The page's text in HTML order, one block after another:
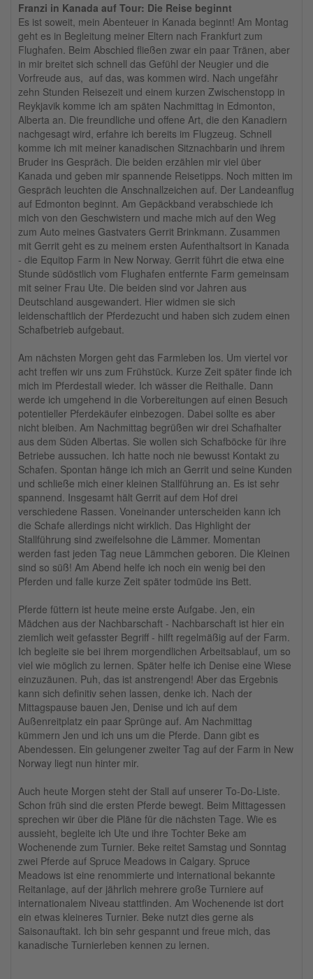
Franzi in Kanada auf Tour: Die Reise beginnt
Es ist soweit, mein Abenteuer in Kanada beginnt! Am Montag
geht es in Begleitung meiner Eltern nach Frankfurt zum
Flughafen. Beim Abschied fließen zwar ein paar Tränen, aber
in mir breitet sich schnell das Gefühl der Neugier und die
Vorfreude aus, auf das, was kommen wird. Nach ungefähr
zehn Stunden Reisezeit und einem kurzen Zwischenstopp in
Reykjavik komme ich am späten Nachmittag in Edmonton,
Alberta an. Die freundliche und offene Art, die den Kanadiern
nachgesagt wird, erfahre ich bereits im Flugzeug. Schnell
komme ich mit meiner kanadischen Sitznachbarin und ihrem
Bruder ins Gespräch. Die beiden erzählen mir viel über
Kanada und geben mir spannende Reisetipps. Noch mitten im
Gespräch leuchten die Anschnallzeichen auf. Der Landeanflug
auf Edmonton beginnt. Am Gepäckband verabschiede ich
mich von den Geschwistern und mache mich auf den Weg
zum Auto meines Gastvaters Gerrit Brinkmann. Zusammen
mit Gerrit geht es zu meinem ersten Aufenthaltsort in Kanada
- die Equitop Farm in New Norway. Gerrit führt die etwa eine
Stunde südöstlich vom Flughafen entfernte Farm gemeinsam
mit seiner Frau Ute. Die beiden sind vor Jahren aus
Deutschland ausgewandert. Hier widmen sie sich
leidenschaftlich der Pferdezucht und haben sich zudem einen
Schafbetrieb aufgebaut.
Am nächsten Morgen geht das Farmleben los. Um viertel vor
acht treffen wir uns zum Frühstück. Kurze Zeit später finde ich
mich im Pferdestall wieder. Ich wässer die Reithalle. Dann
werde ich umgehend in die Vorbereitungen auf einen Besuch
potentieller Pferdekäufer einbezogen. Dabei sollte es aber
nicht bleiben. Am Nachmittag begrüßen wir drei Schafhalter
aus dem Süden Albertas. Sie wollen sich Schafböcke für ihre
Betriebe aussuchen. Ich hatte noch nie bewusst Kontakt zu
Schafen. Spontan hänge ich mich an Gerrit und seine Kunden
und schließe mich einer kleinen Stallführung an. Es ist sehr
spannend. Insgesamt hält Gerrit auf dem Hof drei
verschiedene Rassen. Voneinander unterscheiden kann ich
die Schafe allerdings nicht wirklich. Das Highlight der
Stallführung sind zweifelsohne die Lämmer. Momentan
werden fast jeden Tag neue Lämmchen geboren. Die Kleinen
sind so süß! Am Abend helfe ich noch ein wenig bei den
Pferden und falle kurze Zeit später todmüde ins Bett.
Pferde füttern ist heute meine erste Aufgabe. Jen, ein
Mädchen aus der Nachbarschaft - Nachbarschaft ist hier ein
ziemlich weit gefasster Begriff - hilft regelmäßig auf der Farm.
Ich begleite sie bei ihrem morgendlichen Arbeitsablauf, um so
viel wie möglich zu lernen. Später helfe ich Denise eine Wiese
einzuzäunen. Puh, das ist anstrengend! Aber das Ergebnis
kann sich definitiv sehen lassen, denke ich. Nach der
Mittagspause bauen Jen, Denise und ich auf dem
Außenreitplatz ein paar Sprünge auf. Am Nachmittag
kümmern Jen und ich uns um die Pferde. Dann gibt es
Abendessen. Ein gelungener zweiter Tag auf der Farm in New
Norway liegt nun hinter mir.
Auch heute Morgen steht der Stall auf unserer To-Do-Liste.
Schon früh sind die ersten Pferde bewegt. Beim Mittagessen
sprechen wir über die Pläne für die nächsten Tage. Wie es
aussieht, begleite ich Ute und ihre Tochter Beke am
Wochenende zum Turnier. Beke reitet Samstag und Sonntag
zwei Pferde auf Spruce Meadows in Calgary. Spruce
Meadows ist eine renommierte und international bekannte
Reitanlage, auf der jährlich mehrere große Turniere auf
internationalem Niveau stattfinden. Am Wochenende ist dort
ein etwas kleineres Turnier. Beke nutzt dies gerne als
Saisonauftakt. Ich bin sehr gespannt und freue mich, das
kanadische Turnierleben kennen zu lernen.